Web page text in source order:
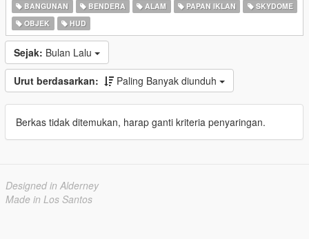
BANGUNAN
BENDERA ALAM PAPAN IKLAN
SKYDOME
OBJEK
HUD
Sejak: Bulan Lalu
Urut berdasarkan: Paling Banyak diunduh
Berkas tidak ditemukan, harap ganti kriteria penyaringan.
Designed in Alderney
Made in Los Santos